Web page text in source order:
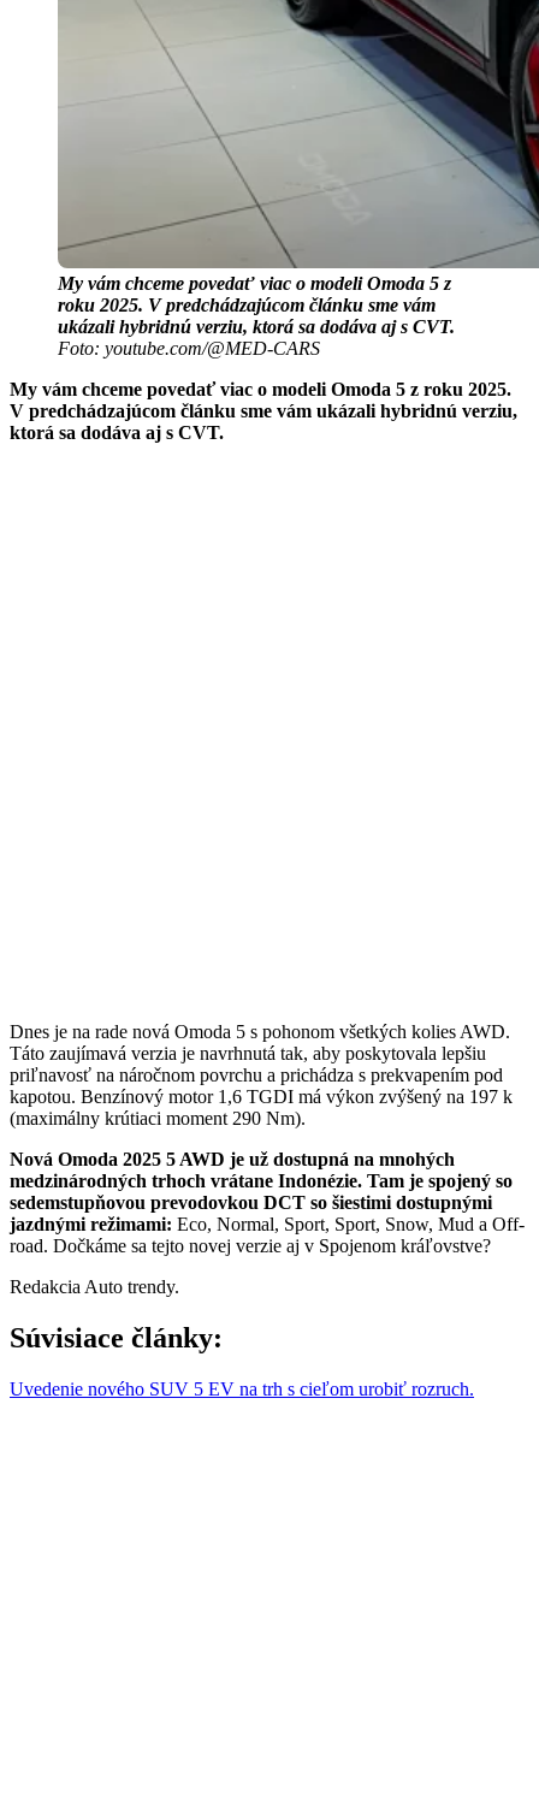
My vám chceme povedať viac o modeli Omoda 5 z
roku 2025. V predchádzajúcom článku sme vám
ukázali hybridnú verziu, ktorá sa dodáva aj s CVT.
Foto: youtube.com/@MED-CARS
My vám chceme povedať viac o modeli Omoda 5 z roku 2025.
V predchádzajúcom článku sme vám ukázali hybridnú verziu,
ktorá sa dodáva aj s CVT.
Dnes je na rade nová Omoda 5 s pohonom všetkých kolies AWD.
Táto zaujímavá verzia je navrhnutá tak, aby poskytovala lepšiu
priľnavosť na náročnom povrchu a prichádza s prekvapením pod
kapotou. Benzínový motor 1,6 TGDI má výkon zvýšený na 197 k
(maximálny krútiaci moment 290 Nm).
Nová Omoda 2025 5 AWD je už dostupná na mnohých
medzinárodných trhoch vrátane Indonézie. Tam je spojený so
sedemstupňovou prevodovkou DCT so šiestimi dostupnými
jazdnými režimami: Eco, Normal, Sport, Sport, Snow, Mud a Off-
road. Dočkáme sa tejto novej verzie aj v Spojenom kráľovstve?
Redakcia Auto trendy.
Súvisiace články:
Uvedenie nového SUV 5 EV na trh s cieľom urobiť rozruch.